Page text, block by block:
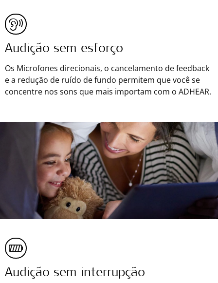
Audição sem esforço
Os Microfones direcionais, o cancelamento de feedback
e a redução de ruído de fundo permitem que você se
concentre nos sons que mais importam com o ADHEAR.
Audição sem interrupção